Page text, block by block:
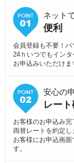
ネット
便利
会員登録も不要！パ
24ｈいつでもイン
お申込みいただけま
安心の
レー
お客様のお申込み
両替レートを約定し
お客様にお申込画
す。